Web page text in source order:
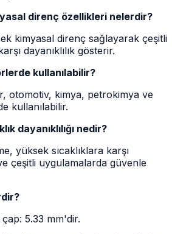
direnç özellikleri nelerdir?
kimyasal direnç sağlayarak çeşitli
dayanıklılık gösterir.
kullanılabilir?
otomotiv, kimya, petrokimya ve
kullanılabilir.
dayanıklılığı nedir?
yüksek sıcaklıklara karşı
çeşitli uygulamalarda güvenle
çap: 5.33 mm'dir.